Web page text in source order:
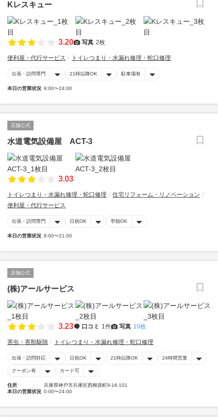
Kレスキュー
3.20 写真 2枚
便利屋・代行サービス トイレつまり・水漏れ修理・蛇口修理
出張・訪問専門 21時以降OK 駐車場有
本日の営業状況 9:00〜24:00
店舗公式
水道電気設備屋 ACT-3
3.03
トイレつまり・水漏れ修理・蛇口修理
住宅リフォーム・リノベーション
便利屋・代行サービス
出張・訪問専門 日祝OK 早朝OK
本日の営業状況 8:00〜21:00
店舗公式
(株)アールサービス
3.23 口コミ 1件 写真 10枚
害虫・害獣駆除 トイレつまり・水漏れ修理・蛇口修理
出張・訪問対応 日祝OK 21時以降OK 24時間営業
クーポン有 カード可
住所
兵庫県神戸市兵庫区西柳原町9-16-101
本日の営業状況 0:00〜24:00